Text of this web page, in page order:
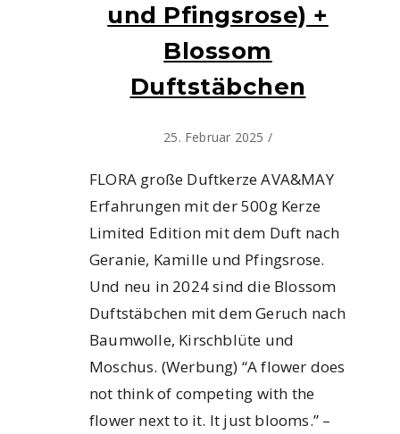
und Pfingsrose) +
Blossom
Duftstäbchen
25. Februar 2025 /
FLORA große Duftkerze AVA&MAY
Erfahrungen mit der 500g Kerze
Limited Edition mit dem Duft nach
Geranie, Kamille und Pfingsrose.
Und neu in 2024 sind die Blossom
Duftstäbchen mit dem Geruch nach
Baumwolle, Kirschblüte und
Moschus. (Werbung) “A flower does
not think of competing with the
flower next to it. It just blooms.” –